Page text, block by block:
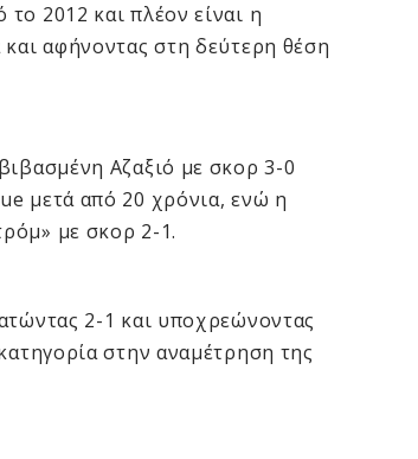
2012 και πλέον είναι η
αφήνοντας στη δεύτερη θέση
Αζαξιό με σκορ 3-0
μετά από 20 χρόνια, ενώ η
με σκορ 2-1.
2-1 και υποχρεώνοντας
στην αναμέτρηση της